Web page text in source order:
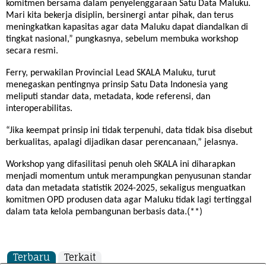
komitmen bersama dalam penyelenggaraan Satu Data Maluku.
Mari kita bekerja disiplin, bersinergi antar pihak, dan terus
meningkatkan kapasitas agar data Maluku dapat diandalkan di
tingkat nasional,” pungkasnya, sebelum membuka workshop
secara resmi.
Ferry, perwakilan Provincial Lead SKALA Maluku, turut
menegaskan pentingnya prinsip Satu Data Indonesia yang
meliputi standar data, metadata, kode referensi, dan
interoperabilitas.
“Jika keempat prinsip ini tidak terpenuhi, data tidak bisa disebut
berkualitas, apalagi dijadikan dasar perencanaan,” jelasnya.
Workshop yang difasilitasi penuh oleh SKALA ini diharapkan
menjadi momentum untuk merampungkan penyusunan standar
data dan metadata statistik 2024-2025, sekaligus menguatkan
komitmen OPD produsen data agar Maluku tidak lagi tertinggal
dalam tata kelola pembangunan berbasis data.(**)
Terbaru Terkait